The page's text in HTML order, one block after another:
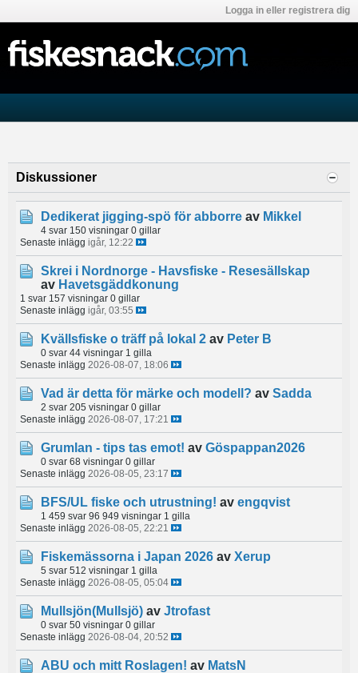
Logga in eller registrera dig
Diskussioner
Dedikerat jigging-spö för abborre av Mikkel
4 svar 150 visningar 0 gillar
Senaste inlägg igår, 12:22
Skrei i Nordnorge - Havsfiske - Resesällskap
av Havetsgäddkonung
1 svar 157 visningar 0 gillar
Senaste inlägg igår, 03:55
Kvällsfiske o träff på lokal 2 av Peter B
0 svar 44 visningar 1 gilla
Senaste inlägg 2026-08-07, 18:06
Vad är detta för märke och modell? av Sadda
2 svar 205 visningar 0 gillar
Senaste inlägg 2026-08-07, 17:21
Grumlan - tips tas emot! av Göspappan2026
0 svar 68 visningar 0 gillar
Senaste inlägg 2026-08-05, 23:17
BFS/UL fiske och utrustning! av engqvist
1 459 svar 96 949 visningar 1 gilla
Senaste inlägg 2026-08-05, 22:21
Fiskemässorna i Japan 2026 av Xerup
5 svar 512 visningar 1 gilla
Senaste inlägg 2026-08-05, 05:04
Mullsjön(Mullsjö) av Jtrofast
0 svar 50 visningar 0 gillar
Senaste inlägg 2026-08-04, 20:52
ABU och mitt Roslagen! av MatsN